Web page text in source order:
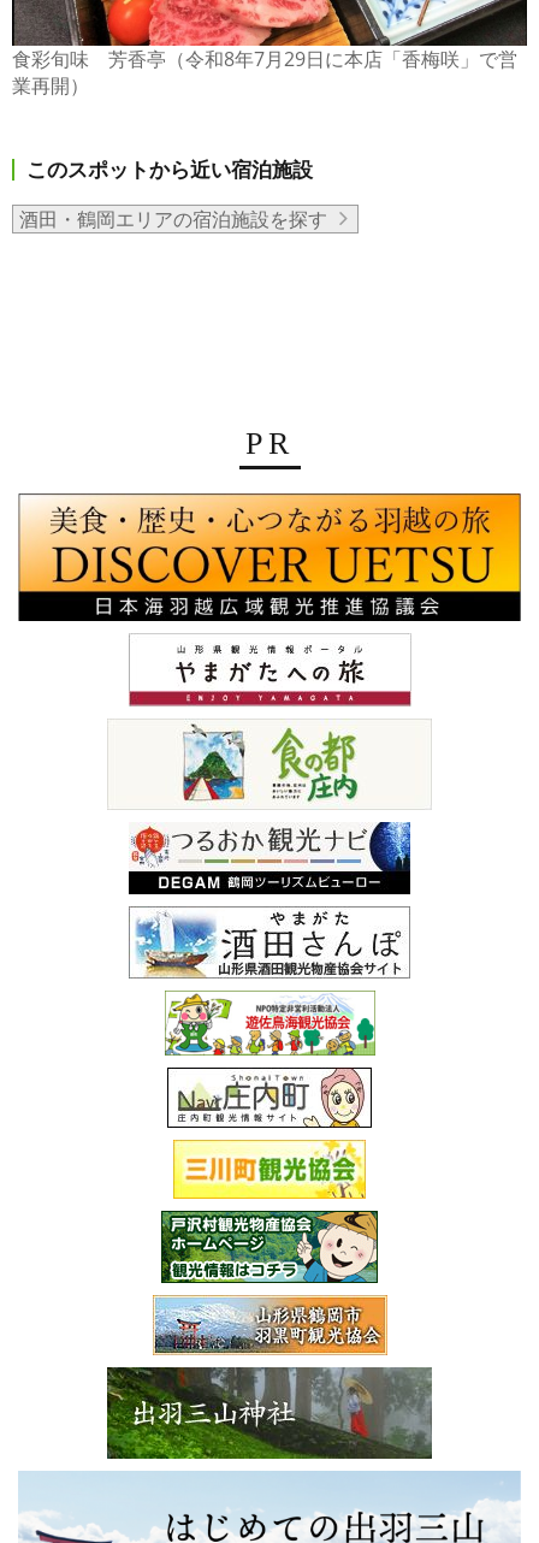
食彩旬味 芳香亭（令和8年7月29日に本店「香梅咲」で営
業再開）
このスポットから近い宿泊施設
酒田・鶴岡エリアの宿泊施設を探す
PR